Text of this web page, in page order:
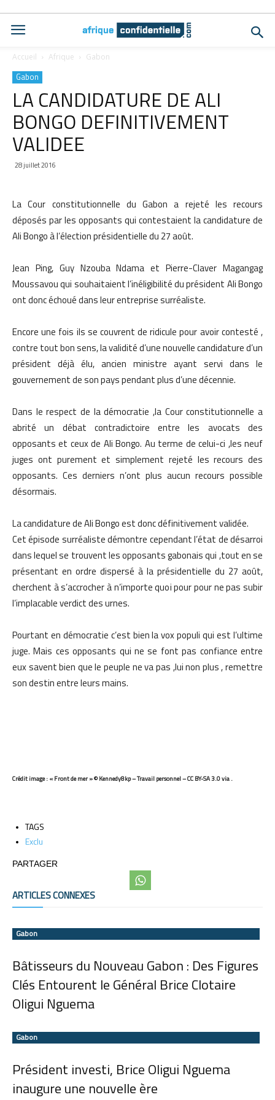
Accueil Afrique Gabon
Gabon
LA CANDIDATURE DE ALI
BONGO DEFINITIVEMENT
VALIDEE
28 juillet 2016
La Cour constitutionnelle du Gabon a rejeté les recours
déposés par les opposants qui contestaient la candidature de
Ali Bongo à l’élection présidentielle du 27 août.
Jean Ping, Guy Nzouba Ndama et Pierre-Claver Magangag
Moussavou qui souhaitaient l’inéligibilité du président Ali Bongo
ont donc échoué dans leur entreprise surréaliste.
Encore une fois ils se couvrent de ridicule pour avoir contesté ,
contre tout bon sens, la validité d’une nouvelle candidature d’un
président déjà élu, ancien ministre ayant servi dans le
gouvernement de son pays pendant plus d’une décennie.
Dans le respect de la démocratie ,la Cour constitutionnelle a
abrité un débat contradictoire entre les avocats des
opposants et ceux de Ali Bongo. Au terme de celui-ci ,les neuf
juges ont purement et simplement rejeté les recours des
opposants. Ces derniers n’ont plus aucun recours possible
désormais.
La candidature de Ali Bongo est donc définitivement validée.
Cet épisode surréaliste démontre cependant l’état de désarroi
dans lequel se trouvent les opposants gabonais qui ,tout en se
présentant en ordre dispersé à la présidentielle du 27 août,
cherchent à s’accrocher à n’importe quoi pour pour ne pas subir
l’implacable verdict des urnes.
Pourtant en démocratie c’est bien la vox populi qui est l’ultime
juge. Mais ces opposants qui ne se font pas confiance entre
eux savent bien que le peuple ne va pas ,lui non plus , remettre
son destin entre leurs mains.
Crédit image : « Front de mer » © Kennedy8kp – Travail personnel – CC BY-SA 3.0 via .
TAGS
Exclu
PARTAGER
Facebook Twitter
ARTICLES CONNEXES
Gabon
Bâtisseurs du Nouveau Gabon : Des Figures
Clés Entourent le Général Brice Clotaire
Oligui Nguema
Gabon
Président investi, Brice Oligui Nguema
inaugure une nouvelle ère